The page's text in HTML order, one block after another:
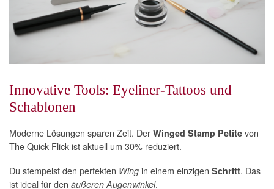
Innovative Tools: Eyeliner-Tattoos und
Schablonen
Moderne Lösungen sparen Zeit. Der Winged Stamp Petite von
The Quick Flick ist aktuell um 30% reduziert.
Du stempelst den perfekten Wing in einem einzigen Schritt. Das
ist ideal für den äußeren Augenwinkel.